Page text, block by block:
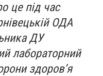
це під час
ОДА
ДУ
лабораторний
здоров’я